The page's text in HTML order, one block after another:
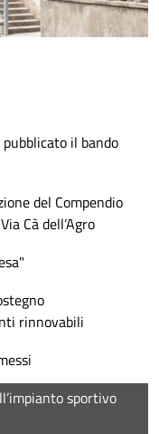
il bando
del Compendio
Cà dell’Agro
rinnovabili
sportivo